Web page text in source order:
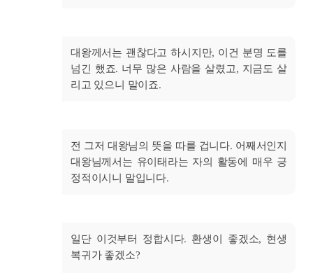
대왕께서는 괜찮다고 하시지만, 이건 분명 도를
넘긴 했죠. 너무 많은 사람을 살렸고, 지금도 살
리고 있으니 말이죠.
전 그저 대왕님의 뜻을 따를 겁니다. 어째서인지
대왕님께서는 유이태라는 자의 활동에 매우 긍
정적이시니 말입니다.
일단 이것부터 정합시다. 환생이 좋겠소, 현생
복귀가 좋겠소?